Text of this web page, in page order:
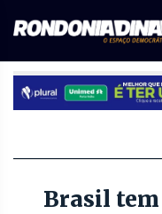
Brasil